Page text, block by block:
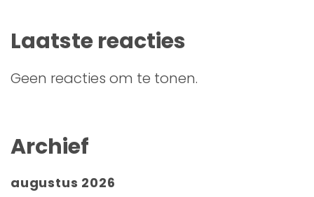
Laatste reacties
Geen reacties om te tonen.
Archief
augustus 2026